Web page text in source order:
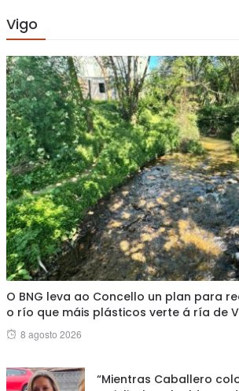
Vigo
O BNG leva ao Concello un plan para
o río que máis plásticos verte á ría de
Posted
8 agosto 2026
“Mientras Caballero